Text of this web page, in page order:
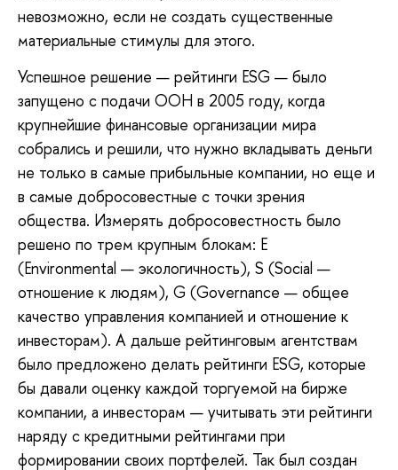
невозможно, если не создать существенные
материальные стимулы для этого.
Успешное решение — рейтинги ESG — было
запущено с подачи ООН в 2005 году, когда
крупнейшие финансовые организации мира
собрались и решили, что нужно вкладывать деньги
не только в самые прибыльные компании, но еще и
в самые добросовестные с точки зрения
общества. Измерять добросовестность было
решено по трем крупным блокам: E
(Environmental — экологичность), S (Social —
отношение к людям), G (Governance — общее
качество управления компанией и отношение к
инвесторам). А дальше рейтинговым агентствам
было предложено делать рейтинги ESG, которые
бы давали оценку каждой торгуемой на бирже
компании, а инвесторам — учитывать эти рейтинги
наряду с кредитными рейтингами при
формировании своих портфелей. Так был создан